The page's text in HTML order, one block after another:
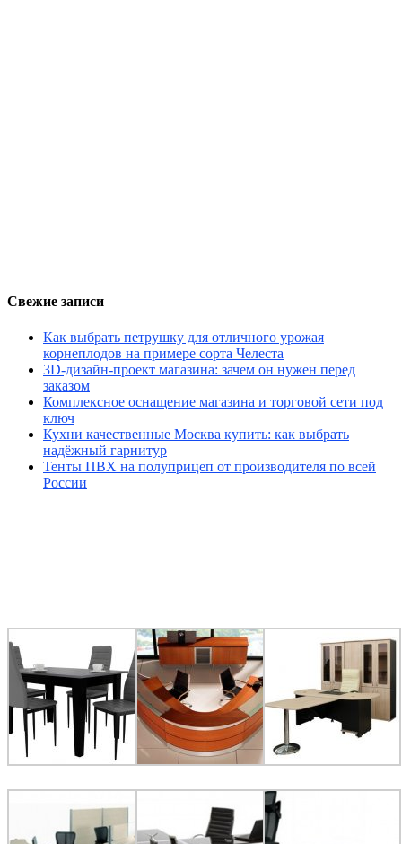
Свежие записи
Как выбрать петрушку для отличного урожая
корнеплодов на примере сорта Челеста
3D-дизайн-проект магазина: зачем он нужен перед
заказом
Комплексное оснащение магазина и торговой сети под
ключ
Кухни качественные Москва купить: как выбрать
надёжный гарнитур
Тенты ПВХ на полуприцеп от производителя по всей
России